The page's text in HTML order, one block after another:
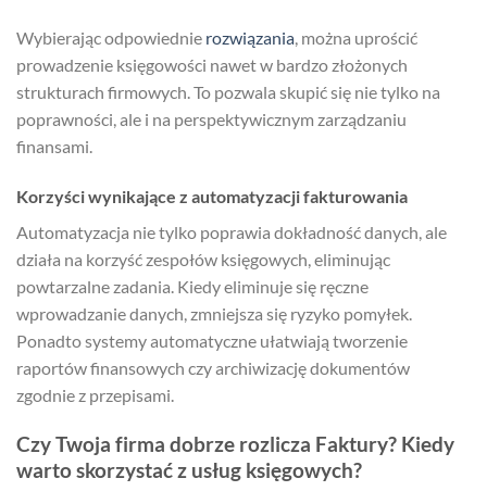
Wybierając odpowiednie rozwiązania, można uprościć
prowadzenie księgowości nawet w bardzo złożonych
strukturach firmowych. To pozwala skupić się nie tylko na
poprawności, ale i na perspektywicznym zarządzaniu
finansami.
Korzyści wynikające z automatyzacji fakturowania
Automatyzacja nie tylko poprawia dokładność danych, ale
działa na korzyść zespołów księgowych, eliminując
powtarzalne zadania. Kiedy eliminuje się ręczne
wprowadzanie danych, zmniejsza się ryzyko pomyłek.
Ponadto systemy automatyczne ułatwiają tworzenie
raportów finansowych czy archiwizację dokumentów
zgodnie z przepisami.
Czy Twoja firma dobrze rozlicza Faktury? Kiedy
warto skorzystać z usług księgowych?